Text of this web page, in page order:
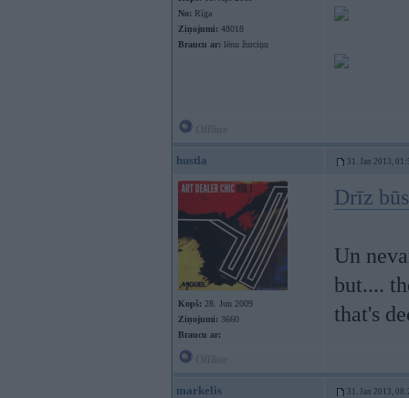
No: Rīga
Ziņojumi: 48018
Braucu ar: lēnu žurciņu
hustla 31. Jan 2013,
Kopš: 28. Jun 2009
Ziņojumi: 3660
Braucu ar:
Drīz
Un
but....
that's
markelis 31. Jan 2013,